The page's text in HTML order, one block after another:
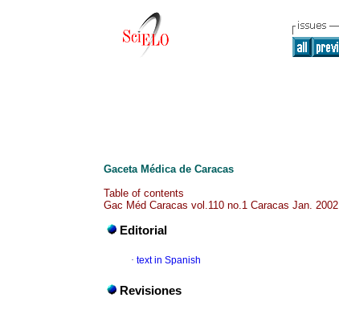
Gaceta Médica de Caracas
Table of contents
Gac Méd Caracas vol.110 no.1 Caracas Jan. 2002
Editorial
· text in Spanish
Revisiones